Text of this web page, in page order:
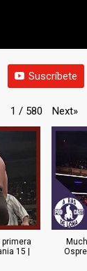
Suscríbete
1 / 580 Next»
15 |